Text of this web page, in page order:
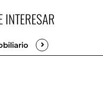
INTERESAR